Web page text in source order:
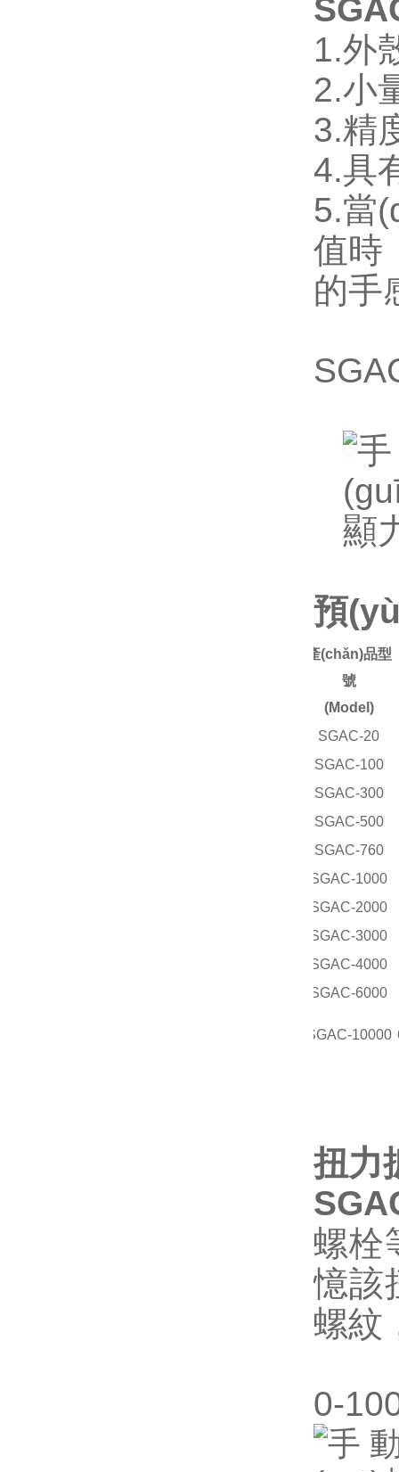
1.外
2.小
3.精
4.具
5.當
值時
的手
預
產(chǎn)品型
號
(Model)
SGAC-20
SGAC-100
SGAC-300
SGAC-500
SGAC-760
SGAC-1000
SGAC-2000
SGAC-3000
SGAC-4000
SGAC-6000
SGAC-10000
扭力
螺栓
憶該
螺紋
0-